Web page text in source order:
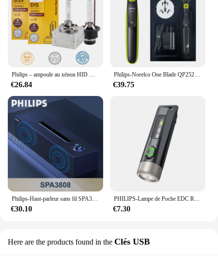
Philips – ampoule au xénon HID D1S D2S D2R D3S D4S D5S 35W, 4200K, pour phare de voiture d'origine, mise à niveau, 1 pièce
€26.84
Philips-Norelco One Blade QP2520/70, pas de boîte d'origine, humide/sec avec 3 tondeuses, durée d'utilisation jusqu'à 45 minutes
€39.75
Philips-Haut-parleur sans fil SPA3808, Bluetooth, HiFi, Stéréo, Portable, Connexion filaire de bureau, Haut-parleur d'ordinateur en bois, Original
€30.10
PHILIPS-Lampe de Poche EDC Rechargeable, Mini EDC, Porte-clés, Camping, Randonnée, Autodéfense, Torche
€7.30
Here are the products found in the Clés USB